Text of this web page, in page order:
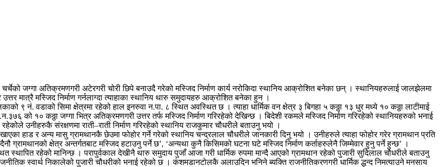
जग्गा अतिक्रमणगरी अटेरगरी चोरी छिपे बनाउदै गरेको मस्जिद निर्माण कार्य नरोकिदा स्थानिय आक्रोशित बनेका छन् । स्थानियहरुलाई जालझेलमा
मात्रै मस्जिद निर्माण गर्नलाग्दा त्याहाका स्थानिय थारु समुदायहरु आक्रोशित बनेका हुन ।
९ नं. वडाको सिमा क्षेत्रमा रहेको हाल इनरुवा न.पा. ८ स्थित अवस्थित छ । त्याहा धार्मिक वन क्षेत्र ३ बिगहा ५ कठ्ठा १३ धुर मध्ये १० कठ्ठा लाटीमाई
को १० कठ्ठा जग्गा भित्र अतिक्रमणगरी उत्तर तर्फ मस्जिद निर्माण गरिरहेको देखिन्छ । बिदेशी रकमले मस्जिद निर्माण गरिरहेको स्थानियहरुको भनाई
उनीहरुकै संरक्षणमा राती–राती निर्माण गरिरहेको स्थानिय राजकुमार चौधरीले बताउनु भयो ।
हाड र अन्य मासु ग्रामथानकै छेउमा फोहोर गर्ने गरेको स्थानिय चन्द्रलाल चौधरीले जानकारी दिनु भयो । उनीहरुले त्याहा फोहोर गरेर ग्रामथान प्रति
ग्रामथानको क्षेत्र अन्तर्गतबाट मस्जिद हटाउनु पर्ने छ’, ‘अन्यथा कुनै किसिमको घटना घटे मस्जिद निर्माण कर्ताहरुलेनै जिम्मेवार हुनु पर्ने हुन्छ’ ।
स्थापित रहेको मानिन्छ । परापुर्वकाल देखीनै थारु समुदाय पुजाँ आजा गरी धार्मिक रुपमा मान्दै आएको ग्रामथान रहेको पुजारी सुदिलाल चौधरीले बताउनु
स्वार्थ निकालेको पुजारी चौधरीको भनाई रहेको छ । कंशमडानटोलकै अलाउदिन भनिने ब्यक्ति राजनीतिकरणगरी धार्मिक द्धन्द निमत्याउने मनसाय